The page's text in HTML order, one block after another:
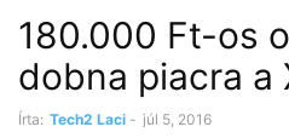
180.000 Ft-os
dobna piacra a
Írta: Tech2 Laci - júl 5, 2016